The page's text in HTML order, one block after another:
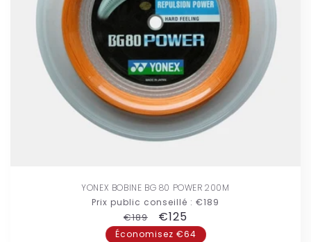
YONEX BOBINE BG 80 POWER 200M
Prix public conseillé : €189
Prix
habituel
€189
Prix
promotionnel
€125
Économisez €64